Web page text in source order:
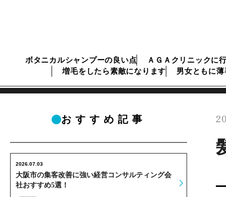
ボタニカルシャンプーの良い点 ＡＧＡクリニックに
増毛をしたら素敵になります
男女ともに
おすすめ記事
大阪市の集客改善に強い経営コンサルティング会
社おすすめ5選！
2026.07.03